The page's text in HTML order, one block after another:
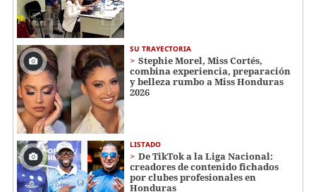
SU TRAYECTORIA
Stephie Morel, Miss Cortés,
combina experiencia, preparación
y belleza rumbo a Miss Honduras
2026
LISTADO
De TikTok a la Liga Nacional:
creadores de contenido fichados
por clubes profesionales en
Honduras